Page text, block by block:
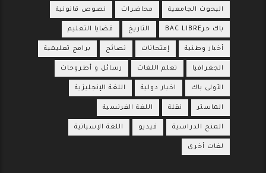
البحوث الجامعية محاضرات نصوص قانونية
باك حرBAC LIBRE التاريخ قضايا التعليم
أخبار وطنية إمتحانات نصائح برامج تعليمية
الجغرافيا تعلم اللغات رسائل و أطروحات
الأولى باك اخبار دولية اللغة الإنجليزية
الماستر نقلة اللغة الفرنسية
المنح الدراسية فيديو اللغة الإسبانية
لغات أخرى